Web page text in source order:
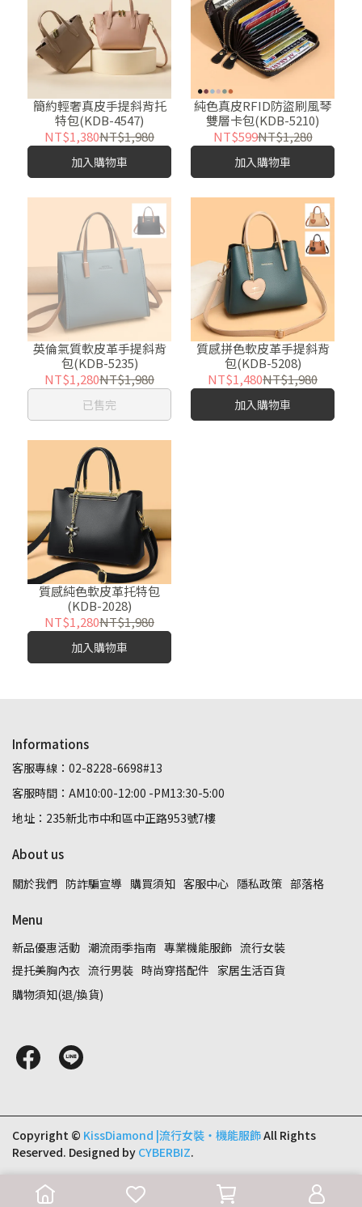
簡約輕奢真皮手提斜背托
特包(KDB-4547)
NT$1,380NT$1,980
加入購物車
純色真皮RFID防盜刷風琴
雙層卡包(KDB-5210)
NT$599NT$1,280
加入購物車
英倫氣質軟皮革手提斜背
包(KDB-5235)
NT$1,280NT$1,980
已售完
質感拼色軟皮革手提斜背
包(KDB-5208)
NT$1,480NT$1,980
加入購物車
質感純色軟皮革托特包
(KDB-2028)
NT$1,280NT$1,980
加入購物車
Informations
客服專線：02-8228-6698#13
客服時間：AM10:00-12:00 -PM13:30-5:00
地址：235新北市中和區中正路953號7樓
About us
關於我們 防詐騙宣導 購買須知 客服中心 隱私政策 部落格
Menu
新品優惠活動 潮流雨季指南 專業機能服飾 流行女裝
提托美胸內衣 流行男裝 時尚穿搭配件 家居生活百貨
購物須知(退/換貨)
Copyright © KissDiamond |流行女裝‧機能服飾All Rights
Reserved. Designed by CYBERBIZ.